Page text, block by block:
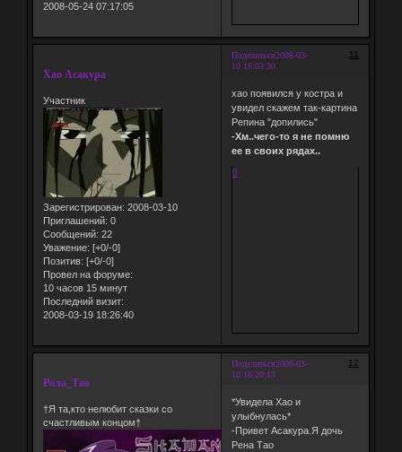
2008-05-24 07:17:05
Поделиться 11
2008-03-
10 16:03:30
Хао Асакура
Участник
Зарегистрирован: 2008-03-10
Приглашений: 0
Сообщений: 22
Уважение: [+0/-0]
Позитив: [+0/-0]
Провел на форуме:
10 часов 15 минут
Последний визит:
2008-03-19 18:26:40
хао появился у костра и
увидел скажем так-картина
Репина "допились"
-Хм..чего-то я не помню
ее в своих рядах..
0
Поделиться 12
2008-03-
10 16:20:13
Рола_Тао
†Я та,кто нелюбит сказки со
счастливым концом†
*Увидела Хао и
улыбнулась*
-Привет Асакура.Я дочь
Рена Тао